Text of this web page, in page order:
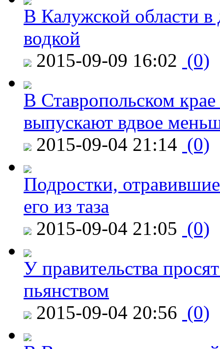
В Калужской области в
водкой
2015-09-09 16:02 (0)
В Ставропольском
выпускают вдвое
2015-09-04 21:14 (0)
Подростки,
его из таза
2015-09-04 21:05 (0)
У правительства
пьянством
2015-09-04 20:56 (0)